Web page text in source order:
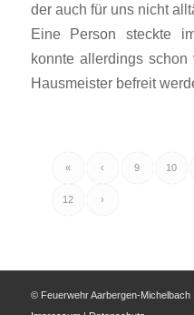
der auch für uns nicht
Eine Person steckte
konnte allerdings
Hausmeister befreit
« ‹ 9 10
12 ›
© Feuerwehr Aarbergen-Michelbach |